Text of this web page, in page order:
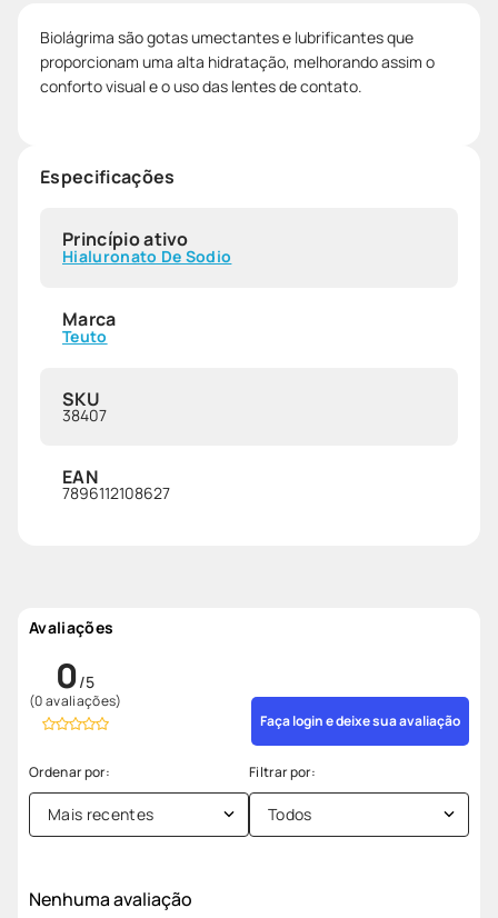
Biolágrima são gotas umectantes e lubrificantes que
proporcionam uma alta hidratação, melhorando assim o
conforto visual e o uso das lentes de contato.
Especificações
Princípio ativo
Hialuronato De Sodio
Marca
Teuto
SKU
38407
EAN
7896112108627
Avaliações
0
(0 avaliações)
Faça login e deixe sua avaliação
Mais recentes Todos
Nenhuma avaliação